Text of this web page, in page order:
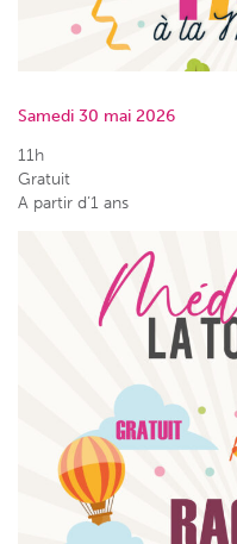
Samedi 30 mai 2026
11h
Gratuit
A partir d’1 ans